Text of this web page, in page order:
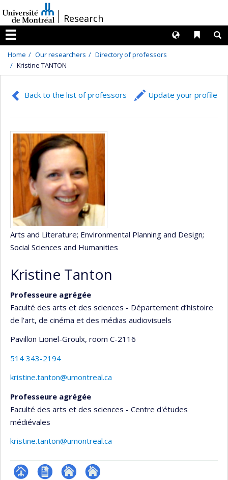
au
contenu
/Research
Menu
Liens
Langues
Home Our researchers
Directory of professors
Kristine TANTON
Back to the list of professors Update your profile
Arts and Literature; Environmental Planning and Design;
Social Sciences and Humanities
Kristine Tanton
Professeure agrégée
Faculté des arts et des sciences - Département d’histoire
de l’art, de cinéma et des médias audiovisuels
Pavillon Lionel-Groulx, room C-2116
514 343-2194
kristine.tanton@umontreal.ca
Professeure agrégée
Faculté des arts et des sciences - Centre d'études
médiévales
kristine.tanton@umontreal.ca